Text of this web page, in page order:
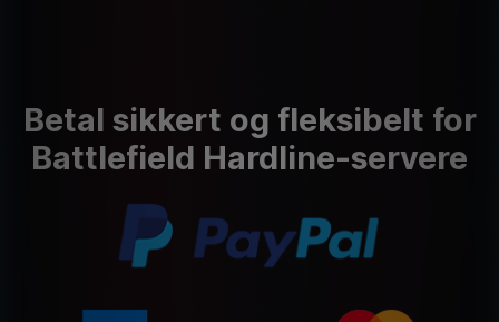
Betal sikkert og fleksibelt for
Battlefield Hardline-servere